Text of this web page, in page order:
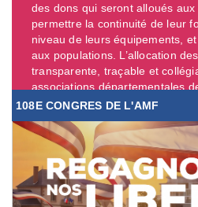
des dons qui seront alloués
permettre la continuité de leur
niveau de leurs équipements,
aux populations. L’allocation
transparente, traçable et
associations départementales
108E CONGRES DE L'AMF